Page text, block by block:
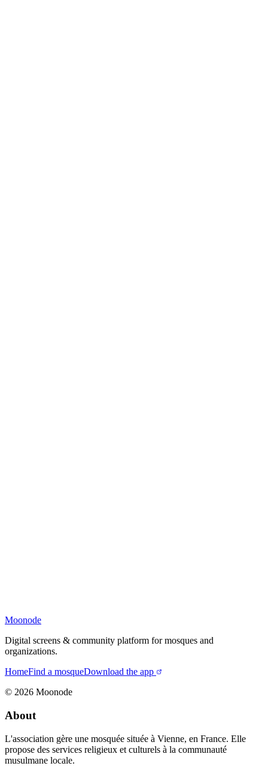
Moonode
Digital screens & community platform for mosques and
organizations.
HomeFind a mosqueDownload the app
© 2026 Moonode
About
L'association gère une mosquée située à Vienne, en France. Elle
propose des services religieux et culturels à la communauté
musulmane locale.